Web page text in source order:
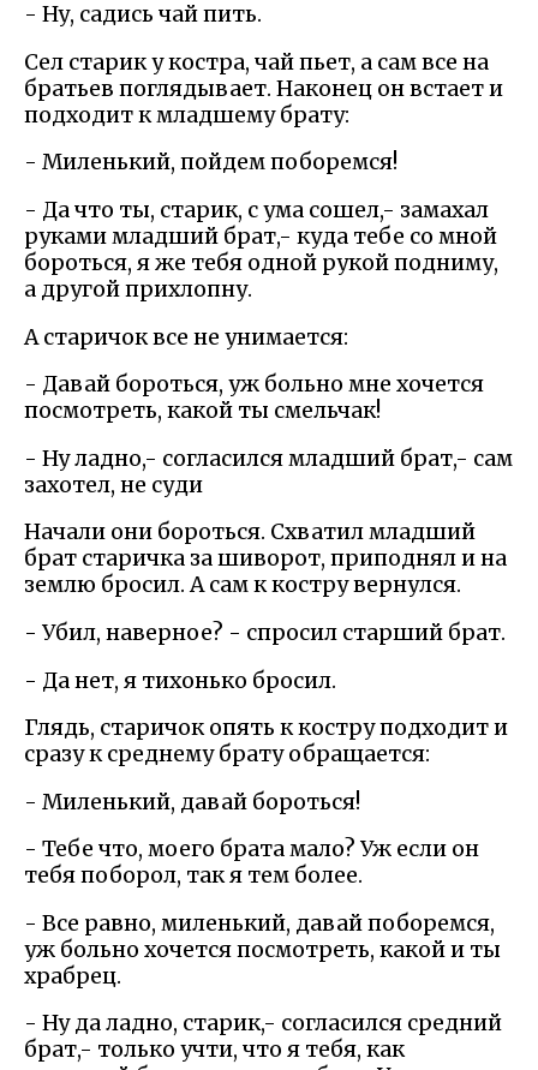
- Ну, садись чай пить.
Сел старик у костра, чай пьет, а сам все на
братьев поглядывает. Наконец он встает и
подходит к младшему брату:
- Миленький, пойдем поборемся!
- Да что ты, старик, с ума сошел,- замахал
руками младший брат,- куда тебе со мной
бороться, я же тебя одной рукой подниму,
а другой прихлопну.
А старичок все не унимается:
- Давай бороться, уж больно мне хочется
посмотреть, какой ты смельчак!
- Ну ладно,- согласился младший брат,- сам
захотел, не суди
Начали они бороться. Схватил младший
брат старичка за шиворот, приподнял и на
землю бросил. А сам к костру вернулся.
- Убил, наверное? - спросил старший брат.
- Да нет, я тихонько бросил.
Глядь, старичок опять к костру подходит и
сразу к среднему брату обращается:
- Миленький, давай бороться!
- Тебе что, моего брата мало? Уж если он
тебя поборол, так я тем более.
- Все равно, миленький, давай поборемся,
уж больно хочется посмотреть, какой и ты
храбрец.
- Ну да ладно, старик,- согласился средний
брат,- только учти, что я тебя, как